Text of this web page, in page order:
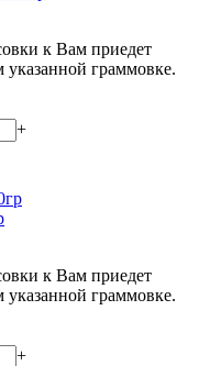
к Вам приедет
указанной граммовке.
+
к Вам приедет
указанной граммовке.
+